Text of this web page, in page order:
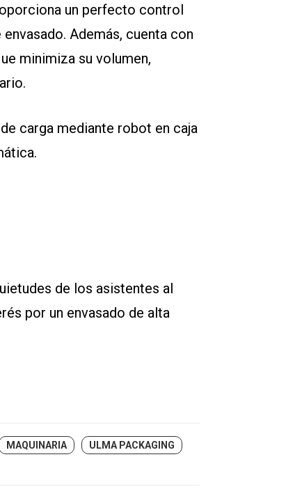
un perfecto control
Además, cuenta con
minimiza su volumen,
carga mediante robot en caja
de los asistentes al
por un envasado de alta
MAQUINARIA
ULMA PACKAGING